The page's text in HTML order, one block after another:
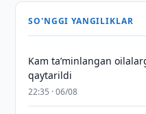
SO'NGGI YANGILIKLAR
Kam taʼminlangan
qaytarildi
22:35 · 06/08